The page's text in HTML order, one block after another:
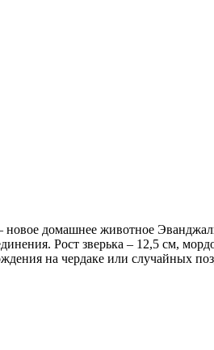
домашнее животное
Рост зверька – 12,5 см,
на чердаке или случайных